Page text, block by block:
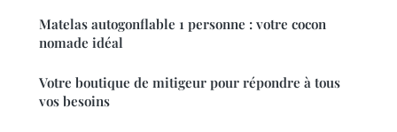
Matelas autogonflable 1 personne : votre cocon
nomade idéal
Votre boutique de mitigeur pour répondre à tous
vos besoins